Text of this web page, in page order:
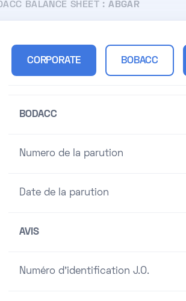
BALANCE SHEET :ABGAR
CORPORATE BOBACC
BODACC
Numero de la parution
Date de la parution
AVIS
Numéro d'identification J.O.